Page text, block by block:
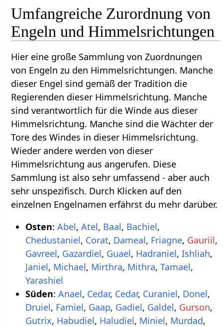
Umfangreiche Zurordnung von
Engeln und Himmelsrichtungen
Hier eine große Sammlung von Zuordnungen
von Engeln zu den Himmelsrichtungen. Manche
dieser Engel sind gemäß der Tradition die
Regierenden dieser Himmelsrichtung. Manche
sind verantwortlich für die Winde aus dieser
Himmelsrichtung. Manche sind die Wächter der
Tore des Windes in dieser Himmelsrichtung.
Wieder andere werden von dieser
Himmelsrichtung aus angerufen. Diese
Sammlung ist also sehr umfassend - aber auch
sehr unspezifisch. Durch Klicken auf den
einzelnen Engelnamen erfährst du mehr darüber.
Osten: Abel, Atel, Baal, Bachiel,
Chedustaniel, Corat, Dameal, Friagne, Gauriil,
Gavreel, Gazardiel, Guael, Hadraniel, Ishliah,
Janiel, Michael, Mirthra, Mithra, Tamael,
Yarashiel
Süden: Anael, Cedar, Cedar, Curaniel, Donel,
Druiel, Famiel, Gaap, Gadiel, Galdel, Gurson,
Gutrix, Habudiel, Haludiel, Miniel, Murdad,